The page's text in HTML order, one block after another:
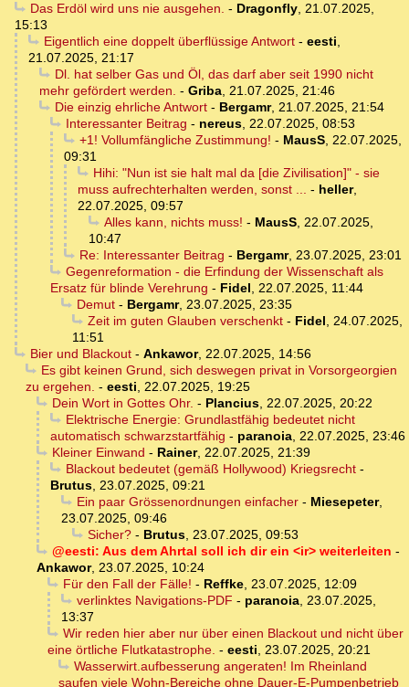
Das Erdöl wird uns nie ausgehen. - Dragonfly, 21.07.2025,
15:13
Eigentlich eine doppelt überflüssige Antwort- eesti,
21.07.2025, 21:17
Dl. hat selber Gas und Öl, das darf aber seit 1990 nicht
mehr gefördert werden. - Griba, 21.07.2025, 21:46
Die einzig ehrliche Antwort- Bergamr, 21.07.2025, 21:54
Interessanter Beitrag - nereus, 22.07.2025, 08:53
+1! Vollumfängliche Zustimmung! - MausS, 22.07.2025,
09:31
Hihi: "Nun ist sie halt mal da [die Zivilisation]" - sie
muss aufrechterhalten werden, sonst ... - heller,
22.07.2025, 09:57
Alles kann, nichts muss! - MausS, 22.07.2025,
10:47
Re: Interessanter Beitrag - Bergamr, 23.07.2025, 23:01
Gegenreformation - die Erfindung der Wissenschaft als
Ersatz für blinde Verehrung - Fidel, 22.07.2025, 11:44
Demut- Bergamr, 23.07.2025, 23:35
Zeit im guten Glauben verschenkt- Fidel, 24.07.2025,
11:51
Bier und Blackout- Ankawor, 22.07.2025, 14:56
Es gibt keinen Grund, sich deswegen privat in Vorsorgeorgien
zu ergehen. - eesti, 22.07.2025, 19:25
Dein Wort in Gottes Ohr. - Plancius, 22.07.2025, 20:22
Elektrische Energie: Grundlastfähig bedeutet nicht
automatisch schwarzstartfähig - paranoia, 22.07.2025, 23:46
Kleiner Einwand - Rainer, 22.07.2025, 21:39
Blackout bedeutet (gemäß Hollywood) Kriegsrecht-
Brutus, 23.07.2025, 09:21
Ein paar Grössenordnungen einfacher- Miesepeter,
23.07.2025, 09:46
Sicher?- Brutus, 23.07.2025, 09:53
@eesti: Aus dem Ahrtal soll ich dir ein <ir> weiterleiten -
Ankawor, 23.07.2025, 10:24
Für den Fall der Fälle! - Reffke, 23.07.2025, 12:09
verlinktes Navigations-PDF - paranoia, 23.07.2025,
13:37
Wir reden hier aber nur über einen Blackout und nicht über
eine örtliche Flutkatastrophe. - eesti, 23.07.2025, 20:21
Wasserwirt.aufbesserung angeraten! Im Rheinland
saufen viele Wohn-Bereiche ohne Dauer-E-Pumpenbetrieb